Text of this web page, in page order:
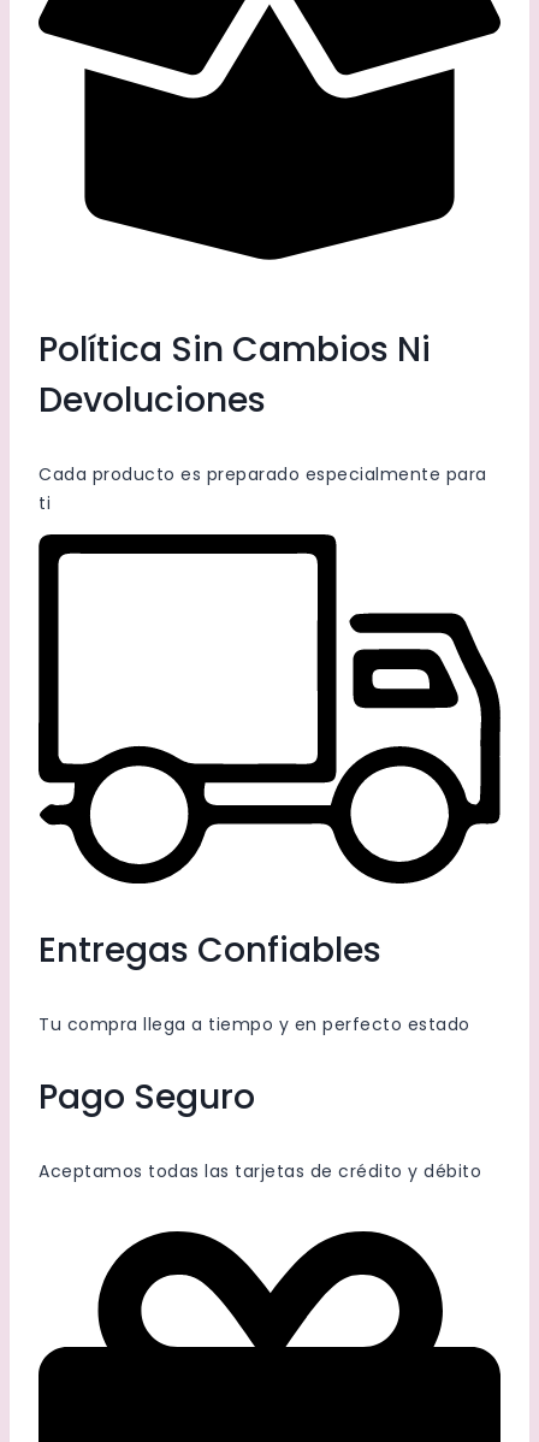
Política Sin Cambios Ni
Devoluciones
Cada producto es preparado especialmente para
ti
Entregas Confiables
Tu compra llega a tiempo y en perfecto estado
Pago Seguro
Aceptamos todas las tarjetas de crédito y débito